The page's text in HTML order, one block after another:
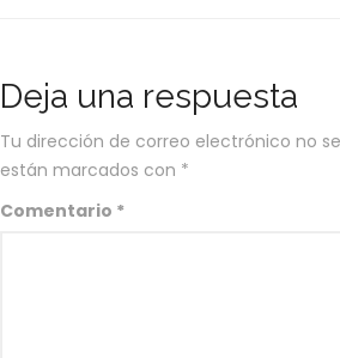
Deja una respuesta
Tu dirección de correo electrónico no
están marcados con *
Comentario *